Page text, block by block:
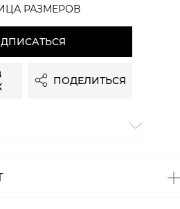
РАЗМЕРОВ
ПОДЕЛИТЬСЯ